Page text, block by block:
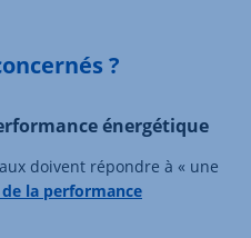
?
énergétique
doivent répondre à « une
la performance